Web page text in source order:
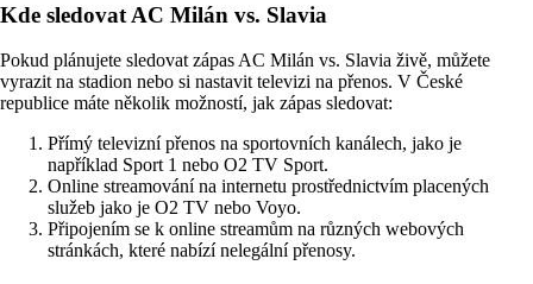
Kde sledovat AC Milán vs. Slavia
Pokud plánujete sledovat zápas AC Milán vs. Slavia živě, můžete
vyrazit na stadion nebo si nastavit televizi na přenos. V České
republice máte několik možností, jak zápas sledovat:
Přímý televizní přenos na sportovních kanálech, jako je
například Sport 1 nebo O2 TV Sport.
Online streamování na internetu prostřednictvím placených
služeb jako je O2 TV nebo Voyo.
Připojením se k online streamům na různých webových
stránkách, které nabízí nelegální přenosy.